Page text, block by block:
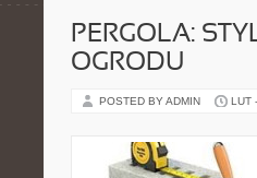
PERGOLA:
OGRODU
POSTED BY ADMIN LUT